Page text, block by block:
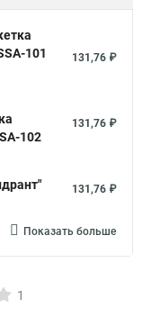
101
131,76 ₽
102
131,76 ₽
131,76 ₽
Показать больше
1